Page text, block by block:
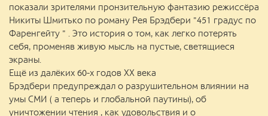
показали зрителями пронзительную фантазию режиссёра
Никиты Шмитько по роману Рея Брэдбери "451 градус по
Фаренгейту " . Это история о том, как легко потерять
себя, променяв живую мысль на пустые, светящиеся
экраны.
Ещё из далёких 60-х годов ХХ века
Брэдбери предупреждал о разрушительном влиянии на
умы СМИ ( а теперь и глобальной паутины), об
уничтожении чтения , как удовольствия и о